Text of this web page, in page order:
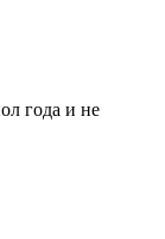
года и не